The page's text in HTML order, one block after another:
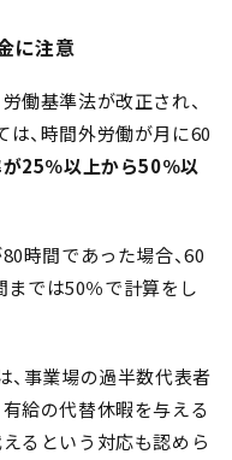
に注意
働基準法が改正され、
、時間外労働が月に60
25％以上から50％以
時間であった場合、60
までは50％で計算をし
事業場の過半数代表者
給の代替休暇を与える
るという対応も認めら